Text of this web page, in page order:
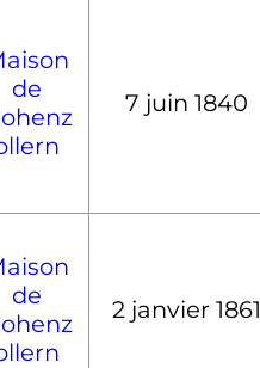
de
7 juin 1840
de
2 janvier 1861